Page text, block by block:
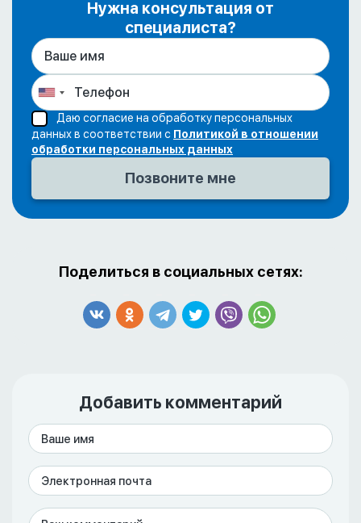
Нужна консультация от
специалиста?
Даю согласие на обработку персональных
данных в соответствии с Политикой в отношении
обработки персональных данных
Поделиться в социальных сетях:
Добавить комментарий